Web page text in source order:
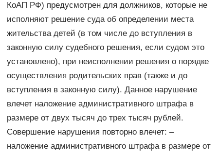
КоАП РФ) предусмотрен для должников, которые не
исполняют решение суда об определении места
жительства детей (в том числе до вступления в
законную силу судебного решения, если судом это
установлено), при неисполнении решения о порядке
осуществления родительских прав (также и до
вступления в законную силу). Данное нарушение
влечет наложение административного штрафа в
размере от двух тысяч до трех тысяч рублей.
Совершение нарушения повторно влечет: –
наложение административного штрафа в размере от